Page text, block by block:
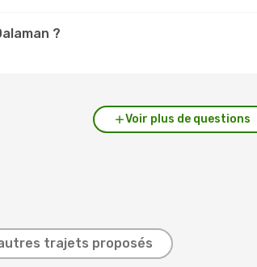
?
Voir plus de questions
trajets proposés